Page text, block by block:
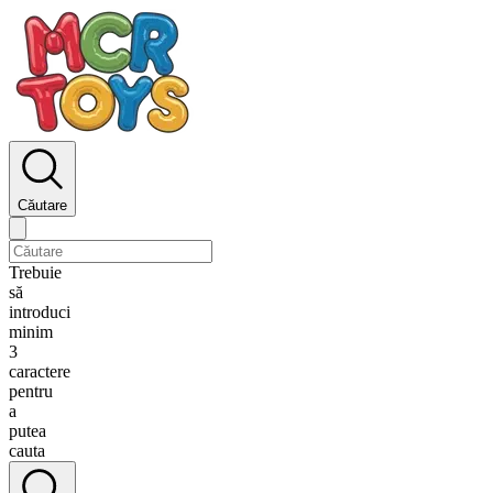
Căutare
Trebuie
să
introduci
minim
3
caractere
pentru
a
putea
cauta